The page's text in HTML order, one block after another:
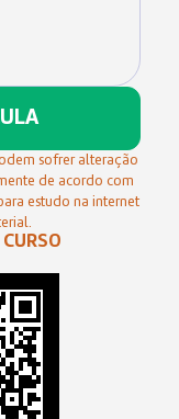
sofrer alteração
de acordo com
estudo na internet